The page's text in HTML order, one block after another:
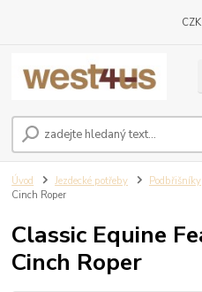
Úvod Jezdecké potřeby Podbřišníky
Cinch Roper
Classic Equine
Cinch Roper